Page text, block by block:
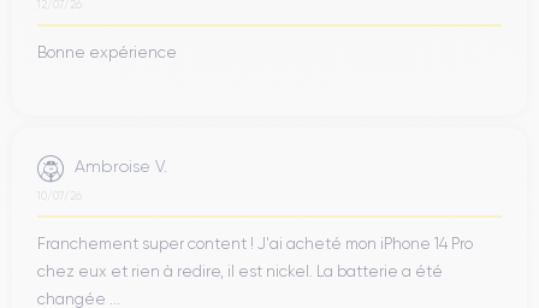
Enfin, nous mettons à votre disposition notre service
Ne manquez pas l’occasion de profiter de nos incroyables
Bons Plans sur iPhone
reconditionnés
qualité,
garantis 30 mois à des prix avantageux.
12/07/26
Bonne expérience
Ambroise V.
10/07/26
Franchement super content ! J'ai acheté mon iPhone 14 Pro
chez eux et rien à redire, il est nickel. La batterie a été
changée ...